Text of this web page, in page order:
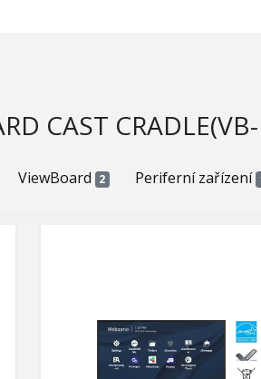
CAST
ViewBoard 2 Periferní zařízení